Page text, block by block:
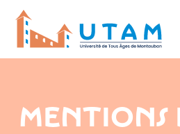
Skip
main
Mentions